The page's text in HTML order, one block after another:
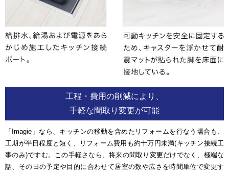
工程・費用の削減により、
手軽な間取り変更が可能
「Imagie」なら、キッチンの移動を含めたリフォームを行なう場合も、
工期が半日程度と短く、リフォーム費用も約十万円未満(キッチン接続工
事のみ)ですむ。この手軽さなら、将来の間取り変更だけでなく、極端な
話、その日の予定や目的に合わせて居室の数や広さを時間単位で変更す